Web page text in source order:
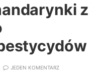
z
JEDEN KOMENTARZ